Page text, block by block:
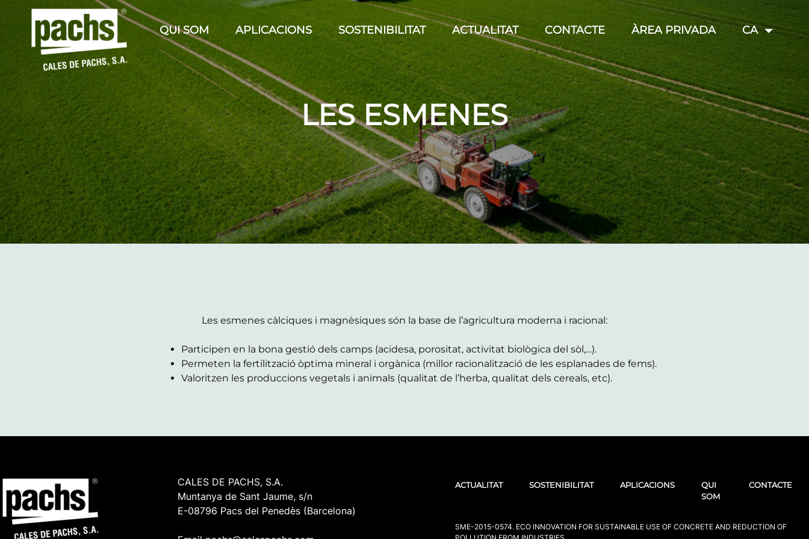
QUI SOM APLICACIONS SOSTENIBILITAT ACTUALITAT CONTACTE ÀREA PRIVADA CA
LES ESMENES
Les esmenes càlciques i magnèsiques són la base de l’agricultura moderna i racional:
Participen en la bona gestió dels camps (acidesa, porositat, activitat biològica del sòl,…).
Permeten la fertilització òptima mineral i orgànica (millor racionalització de les esplanades de fems).
Valoritzen les produccions vegetals i animals (qualitat de l’herba, qualitat dels cereals, etc).
CALES DE PACHS, S.A.
Muntanya de Sant Jaume, s/n
E-08796 Pacs del Penedès (Barcelona)
ACTUALITAT SOSTENIBILITAT APLICACIONS
QUI
SOM
CONTACTE
SME-2015-0574. ECO INNOVATION FOR SUSTAINABLE USE OF CONCRETE AND REDUCTION OF